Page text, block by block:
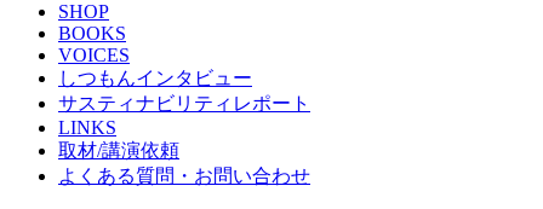
SHOP
BOOKS
VOICES
しつもんインタビュー
サスティナビリティレポート
LINKS
取材/講演依頼
よくある質問・お問い合わせ